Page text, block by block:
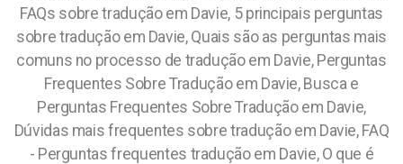
FAQs sobre tradução em Davie, 5 principais perguntas
sobre tradução em Davie, Quais são as perguntas mais
comuns no processo de tradução em Davie, Perguntas
Frequentes Sobre Tradução em Davie, Busca e
Perguntas Frequentes Sobre Tradução em Davie,
Dúvidas mais frequentes sobre tradução em Davie, FAQ
- Perguntas frequentes tradução em Davie, O que é